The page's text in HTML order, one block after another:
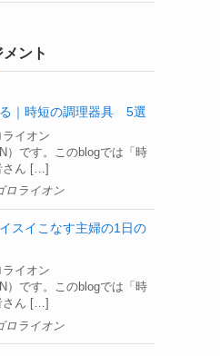
ント
｜時短の調理器具 5選
ライオン
）です。このblogでは「時
さん […]
ロライオン
スイこなす主婦の1日の
イオン
）です。このblogでは「時
さん […]
ロライオン